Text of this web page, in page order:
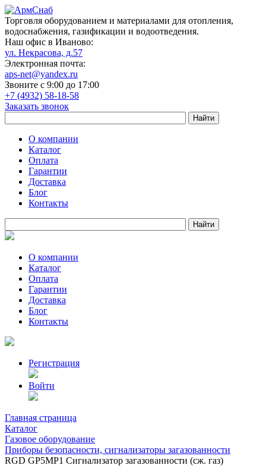
Торговля оборудованием и материалами для отопления,
водоснабжения, газификации и водоотведения.
Наш офис в Иваново:
ул. Некрасова, д.57
Электронная почта:
aps-net@yandex.ru
Звоните с 9:00 до 17:00
+7 (4932) 58-18-58
Заказать звонок
О компании
Каталог
Оплата
Гарантии
Доставка
Блог
Контакты
О компании
Каталог
Оплата
Гарантии
Доставка
Блог
Контакты
Регистрация
Войти
Главная страница
Каталог
Газовое оборудование
Приборы безопасности, сигнализаторы загазованности
RGD GP5МР1 Сигнализатор загазованности (сж. газ)